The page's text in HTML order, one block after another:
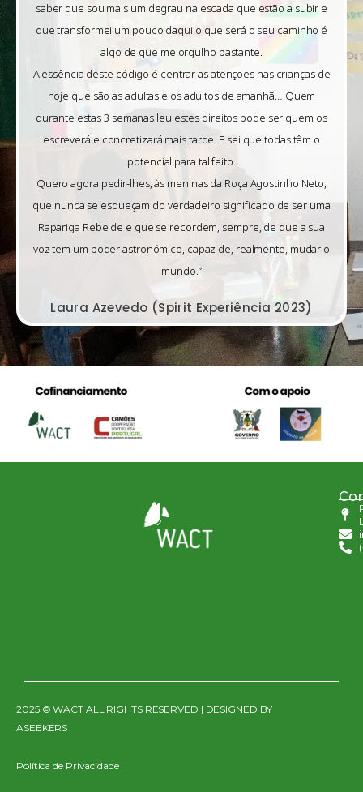
Laura Azevedo (Spirit Experiência 2023)
saber que sou mais um degrau na escada que estão a subir e
que transformei um pouco daquilo que será o seu caminho é
algo de que me orgulho bastante.
A essência deste código é centrar as atenções nas crianças de
hoje que são as adultas e os adultos de amanhã… Quem
durante estas 3 semanas leu estes direitos pode ser quem os
escreverá e concretizará mais tarde. E sei que todas têm o
potencial para tal feito.
Quero agora pedir-lhes, às meninas da Roça Agostinho Neto,
que nunca se esqueçam do verdadeiro significado de ser uma
Rapariga Rebelde e que se recordem, sempre, de que a sua
voz tem um poder astronómico, capaz de, realmente, mudar o
mundo.”
2025 © WACT ALL RIGHTS RESERVED | DESIGNED BY
ASEEKERS
Política de Privacidade